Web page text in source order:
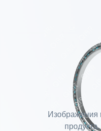
Изображения